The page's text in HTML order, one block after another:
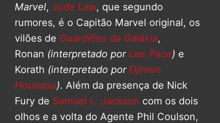
Marvel, Jude Law, que segundo
rumores, é o Capitão Marvel original, os
vilões de Guardiões da Galáxia,
Ronan (interpretado por Lee Pace) e
Korath (interpretado por Djimon
Hounsou). Além da presença de Nick
Fury de Samuel L. Jackson com os dois
olhos e a volta do Agente Phil Coulson,